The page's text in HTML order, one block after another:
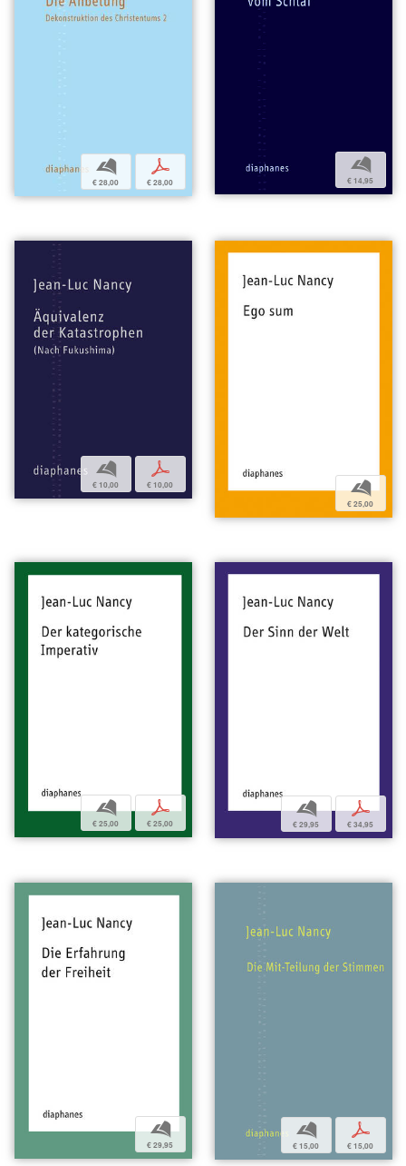
b
€ 28,00
p
€ 28,00
b
€ 14,95
b
€ 10,00
p
€ 10,00 b
€ 25,00
b
€ 25,00
p
€ 25,00
b
€ 29,95
p
€ 34,95
b
€ 29,95
b
€ 15,00
p
€ 15,00